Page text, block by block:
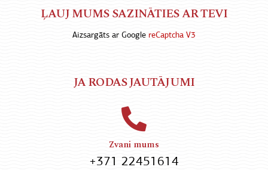
ĻAUJ MUMS SAZINĀTIES AR TEVI
Aizsargāts ar Google reCaptcha V3
JA RODAS JAUTĀJUMI
Zvani mums
+371 22451614